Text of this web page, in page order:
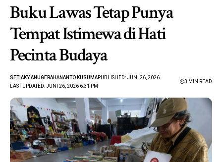
Buku Lawas Tetap Punya
Tempat Istimewa di Hati
Pecinta Budaya
LAST UPDATED: JUNI 26, 2026 6:31 PM
SETIAKY ANUGERAHANANTO KUSUMAPUBLISHED: JUNI 26, 2026
3 MIN READ